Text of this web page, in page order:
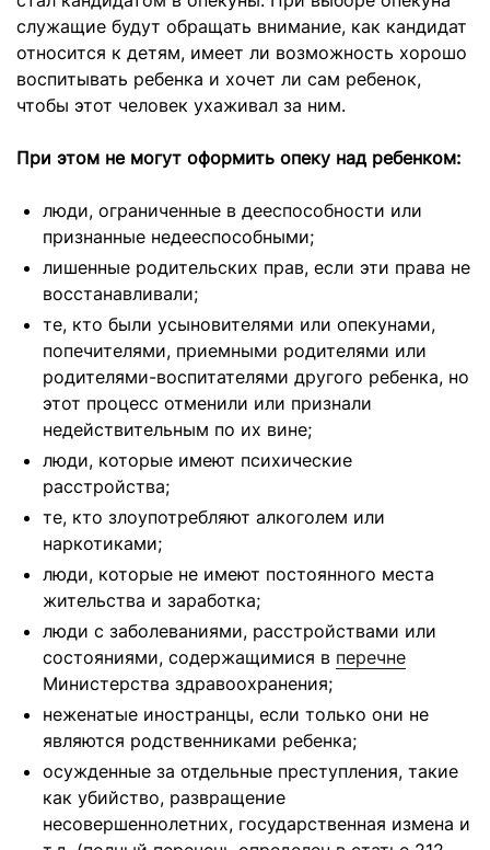
служащие будут обращать внимание, как кандидат
относится к детям, имеет ли возможность хорошо
воспитывать ребенка и хочет ли сам ребенок,
чтобы этот человек ухаживал за ним.
При этом не могут оформить опеку над ребенком:
люди, ограниченные в дееспособности или
признанные недееспособными;
лишенные родительских прав, если эти права не
восстанавливали;
те, кто были усыновителями или опекунами,
попечителями, приемными родителями или
родителями-воспитателями другого ребенка, но
этот процесс отменили или признали
недействительным по их вине;
люди, которые имеют психические
расстройства;
те, кто злоупотребляют алкоголем или
наркотиками;
люди, которые не имеют постоянного места
жительства и заработка;
люди с заболеваниями, расстройствами или
состояниями, содержащимися в перечне
Министерства здравоохранения;
неженатые иностранцы, если только они не
являются родственниками ребенка;
осужденные за отдельные преступления, такие
как убийство, развращение
несовершеннолетних, государственная измена и